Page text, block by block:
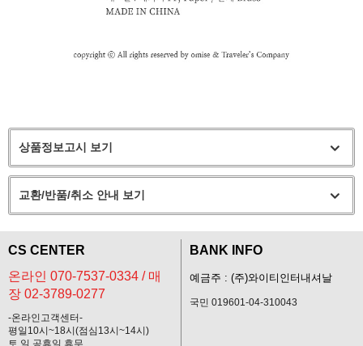
상품정보고시 보기
교환/반품/취소 안내 보기
CS CENTER
온라인 070-7537-0334 / 매
장 02-3789-0277
-온라인고객센터-
평일10시~18시(점심13시~14시)
BANK INFO
예금주 : (주)와이티인터내셔날
국민 019601-04-310043